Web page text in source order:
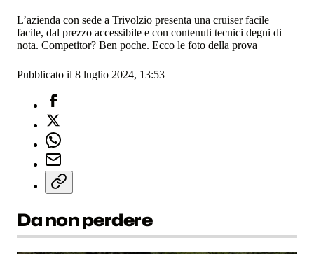
L’azienda con sede a Trivolzio presenta una cruiser facile
facile, dal prezzo accessibile e con contenuti tecnici degni di
nota. Competitor? Ben poche. Ecco le foto della prova
Pubblicato il 8 luglio 2024, 13:53
Da non perdere